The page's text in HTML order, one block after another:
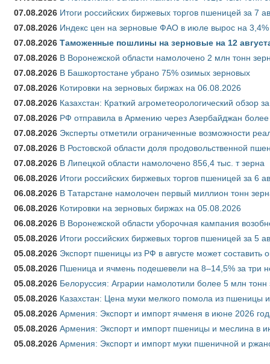
07.08.2026 Итоги российских биржевых торгов пшеницей за 7
07.08.2026 Индекс цен на зерновые ФАО в июле вырос на 3,4%
07.08.2026 Таможенные пошлины на зерновые на 12
07.08.2026 В Воронежской области намолочено 2 млн тонн
07.08.2026 В Башкортостане убрано 75% озимых зерновых
07.08.2026 Котировки на зерновых биржах на 06.08.2026
07.08.2026 Казахстан: Краткий агрометеорологический обзор
07.08.2026 РФ отправила в Армению через Азербайджан более
07.08.2026 Эксперты отметили ограниченные возможности
07.08.2026 В Ростовской области доля продовольственной
07.08.2026 В Липецкой области намолочено 856,4 тыс. т зерна
06.08.2026 Итоги российских биржевых торгов пшеницей за 6
06.08.2026 В Татарстане намолочен первый миллион тонн
06.08.2026 Котировки на зерновых биржах на 05.08.2026
06.08.2026 В Воронежской области уборочная кампания
05.08.2026 Итоги российских биржевых торгов пшеницей за 5
05.08.2026 Экспорт пшеницы из РФ в августе может составить
05.08.2026 Пшеница и ячмень подешевели на 8–14,5% за три
05.08.2026 Белоруссия: Аграрии намолотили более 5 млн тонн
05.08.2026 Казахстан: Цена муки мелкого помола из пшеницы
05.08.2026 Армения: Экспорт и импорт ячменя в июне 2026
05.08.2026 Армения: Экспорт и импорт пшеницы и меслина в
05.08.2026 Армения: Экспорт и импорт муки пшеничной и